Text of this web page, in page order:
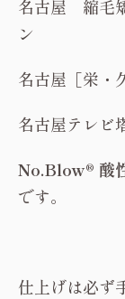
名古屋 縮毛
ン
名古屋［栄・
名古屋テレビ
No.Blow® 酸
です。
仕上げは必ず